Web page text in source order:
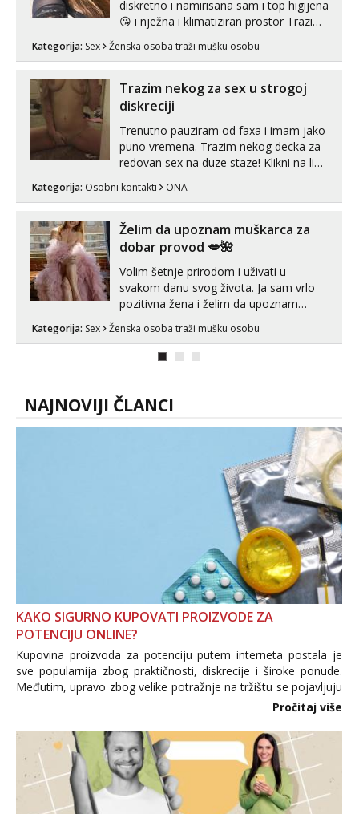
diskretno i namirisana sam i top higijena
😘 i nježna i klimatiziran prostor Trazim
Pusenje i gutanje sperme Erotsko rublje
tijelu Iskljucivo neradim analni !!! I
neljubim se Wha...
Kategorija: Sex Ženska osoba traži mušku osobu
Trazim nekog za sex u strogoj
diskreciji
Trenutno pauziram od faxa i imam jako
puno vremena. Trazim nekog decka za
redovan sex na duze staze! Klikni na link
Kategorija: Osobni kontakti ONA
Želim da upoznam muškarca za
dobar provod 💋🌺
Volim šetnje prirodom i uživati u
svakom danu svog života. Ja sam vrlo
pozitivna žena i želim da upoznam
može i nešto više.💋🌺 Klikni na link
ispod i nadji me tamo, cekam te!
Kategorija: Sex Ženska osoba traži mušku osobu
NAJNOVIJI ČLANCI
KAKO SIGURNO KUPOVATI PROIZVODE ZA
POTENCIJU ONLINE?
Kupovina proizvoda za potenciju putem interneta postala je
sve popularnija zbog praktičnosti, diskrecije i široke ponude.
Međutim, upravo zbog velike potražnje na tržištu se pojavljuju
i brojni krivotvoreni proizvodi, nepouzdane internetske
Pročitaj više